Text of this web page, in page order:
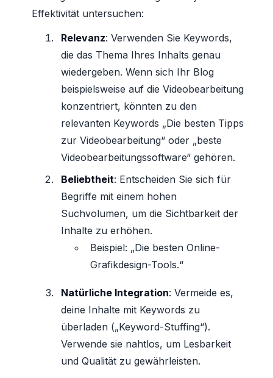
Effektivität untersuchen:
Relevanz: Verwenden Sie Keywords,
die das Thema Ihres Inhalts genau
wiedergeben. Wenn sich Ihr Blog
beispielsweise auf die Videobearbeitung
konzentriert, könnten zu den
relevanten Keywords „Die besten Tipps
zur Videobearbeitung“ oder „beste
Videobearbeitungssoftware“ gehören.
Beliebtheit: Entscheiden Sie sich für
Begriffe mit einem hohen
Suchvolumen, um die Sichtbarkeit der
Inhalte zu erhöhen.
Beispiel: „Die besten Online-
Grafikdesign-Tools.“
Natürliche Integration: Vermeide es,
deine Inhalte mit Keywords zu
überladen („Keyword-Stuffing“).
Verwende sie nahtlos, um Lesbarkeit
und Qualität zu gewährleisten.